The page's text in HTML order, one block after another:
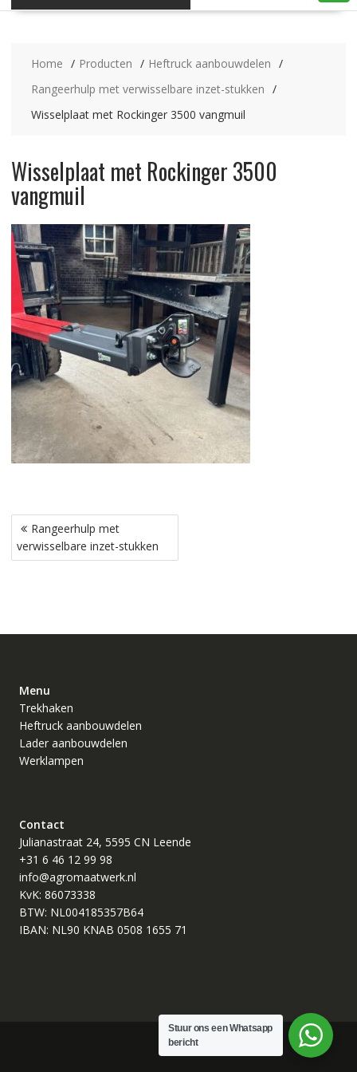
Home Producten
Heftruck aanbouwdelen
Rangeerhulp met verwisselbare inzet-stukken
Wisselplaat met Rockinger 3500 vangmuil
Wisselplaat met Rockinger 3500
vangmuil
Bericht
navigatie
Rangeerhulp met
verwisselbare inzet-stukken
Menu
Trekhaken
Heftruck aanbouwdelen
Lader aanbouwdelen
Werklampen
Contact
Julianastraat 24, 5595 CN Leende
+31 6 46 12 99 98
info@agromaatwerk.nl
KvK: 86073338
BTW: NL004185357B64
IBAN: NL90 KNAB 0508 1655 71
Stuur ons een Whatsapp
bericht